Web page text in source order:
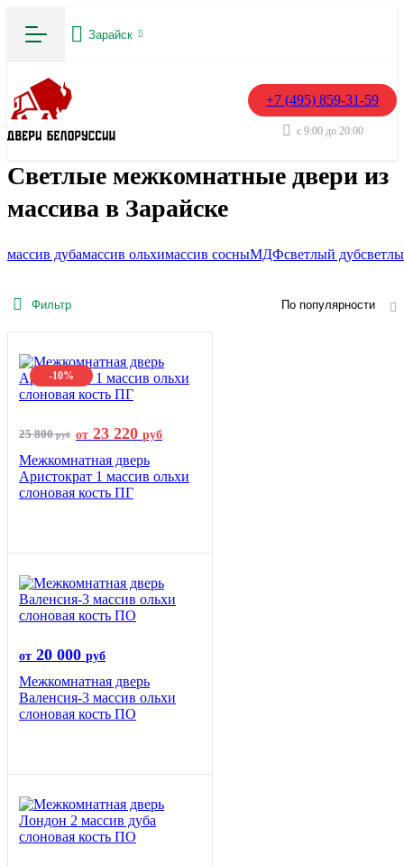
Зарайск
+7 (495) 859-31-59
с 9:00 до 20:00
Светлые межкомнатные двери из
массива в Зарайске
массив дубамассив ольхимассив сосныМДФсветлый дуб
Фильтр По популярности
-10%
25 800руб от 23 220 руб
Межкомнатная дверь
Аристократ 1 массив ольхи
слоновая кость ПГ
от 20 000 руб
Межкомнатная дверь
Валенсия-3 массив ольхи
слоновая кость ПО